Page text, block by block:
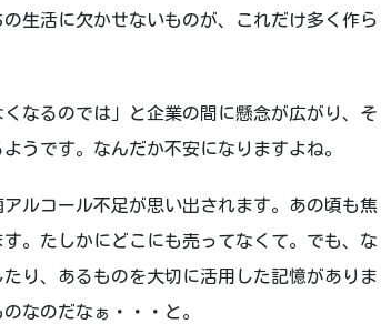
生活に欠かせないものが、これだけ多く作ら
なるのでは」と企業の間に懸念が広がり、そ
うです。なんだか不安になりますよね。
ルコール不足が思い出されます。あの頃も焦
。たしかにどこにも売ってなくて。でも、な
り、あるものを大切に活用した記憶がありま
なのだなぁ・・・と。